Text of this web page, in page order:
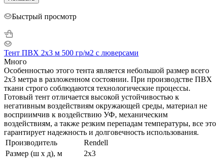
Быстрый просмотр
Тент ПВХ 2x3 м 500 гр/м2 с люверсами
Много
Особенностью этого тента является небольшой размер всего
2х3 метра в разложенном состоянии. При производстве ПВХ
ткани строго соблюдаются технологические процессы.
Готовый тент отличается высокой устойчивостью к
негативным воздействиям окружающей среды, материал не
восприимчив к воздействию УФ, механическим
воздействиям, а также резким перепадам температуры, все это
гарантирует надежность и долговечность использования.
Производитель
Rendell
Размер (ш х д), м
2х3